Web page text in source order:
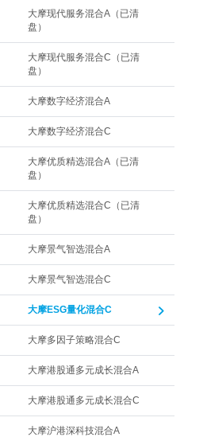
大摩现代服务混合A（已清
盘）
大摩现代服务混合C（已清
盘）
大摩数字经济混合A
大摩数字经济混合C
大摩优质精选混合A（已清
盘）
大摩优质精选混合C（已清
盘）
大摩景气智选混合A
大摩景气智选混合C
大摩ESG量化混合C
大摩多因子策略混合C
大摩港股通多元成长混合A
大摩港股通多元成长混合C
大摩沪港深科技混合A